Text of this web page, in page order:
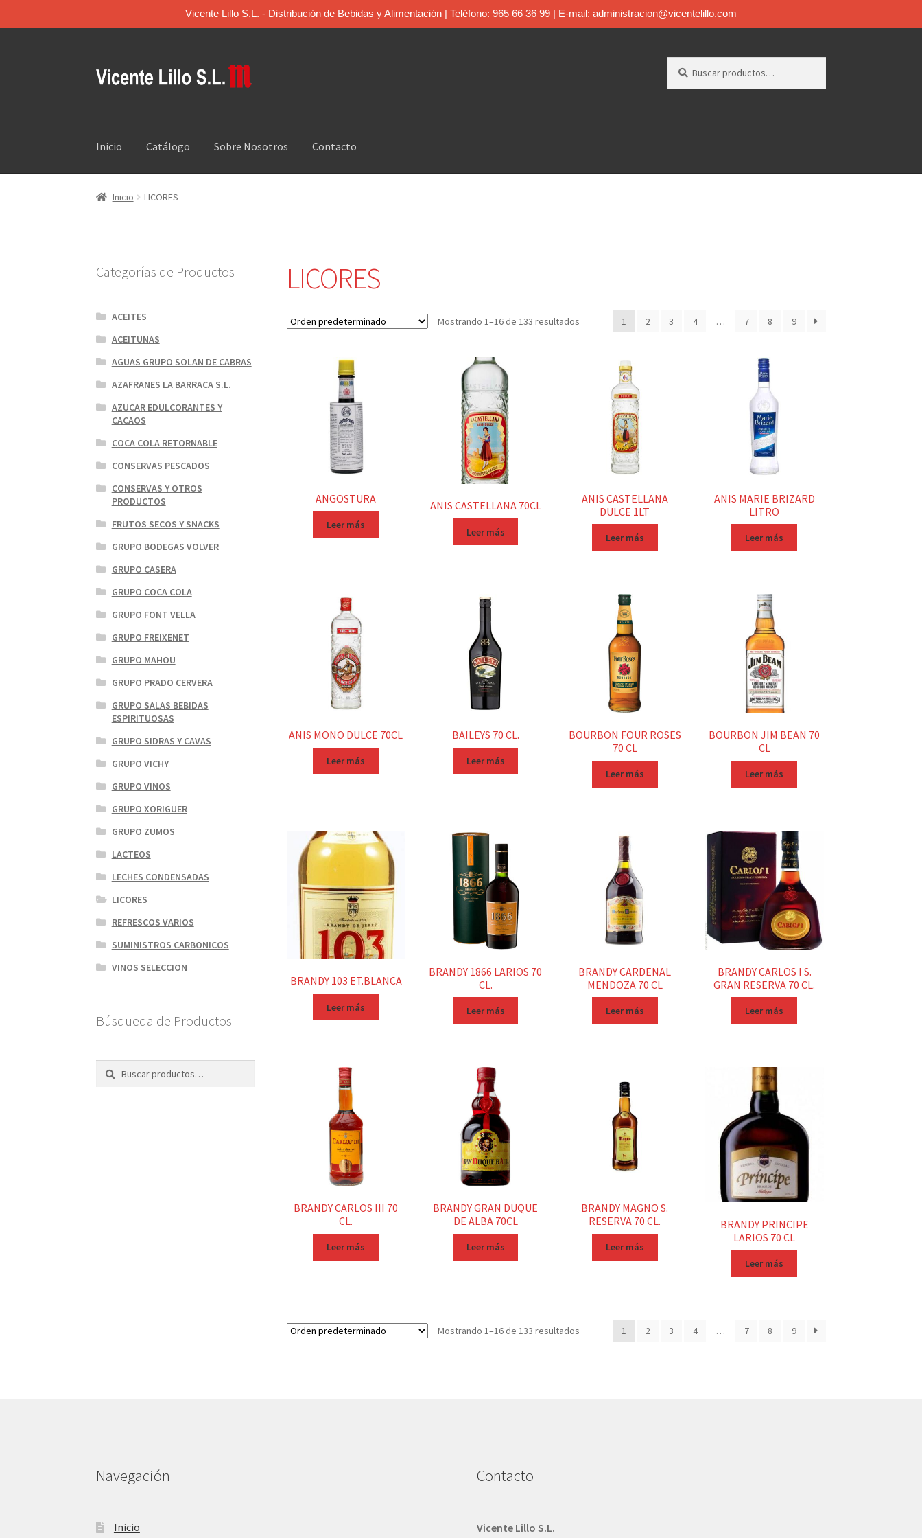
Vicente Lillo S.L. - Distribución de Bebidas y Alimentación | Teléfono: 965 66 36 99 | E-mail: administracion@vicentelillo.com
Inicio Catálogo Sobre Nosotros Contacto
Inicio LICORES
LICORES
Mostrando 1–16 de 133 resultados 1 2 3 4 … 7 8 9
ANGOSTURA
Leer más
ANIS CASTELLANA 70CL
Leer más
ANIS CASTELLANA
DULCE 1LT
Leer más
ANIS MARIE BRIZARD
LITRO
Leer más
ANIS MONO DULCE 70CL
Leer más
BAILEYS 70 CL.
Leer más
BOURBON FOUR ROSES
70 CL
Leer más
BOURBON JIM BEAN 70
CL
Leer más
BRANDY 103 ET.BLANCA
Leer más
BRANDY 1866 LARIOS 70
CL.
Leer más
BRANDY CARDENAL
MENDOZA 70 CL
Leer más
BRANDY CARLOS I S.
GRAN RESERVA 70 CL.
Leer más
BRANDY CARLOS III 70
CL.
Leer más
BRANDY GRAN DUQUE
DE ALBA 70CL
Leer más
BRANDY MAGNO S.
RESERVA 70 CL.
Leer más
BRANDY PRINCIPE
LARIOS 70 CL
Leer más
Mostrando 1–16 de 133 resultados 1 2 3 4 … 7 8 9
Categorías de Productos
ACEITES
ACEITUNAS
AGUAS GRUPO SOLAN DE CABRAS
AZAFRANES LA BARRACA S.L.
AZUCAR EDULCORANTES Y
CACAOS
COCA COLA RETORNABLE
CONSERVAS PESCADOS
CONSERVAS Y OTROS
PRODUCTOS
FRUTOS SECOS Y SNACKS
GRUPO BODEGAS VOLVER
GRUPO CASERA
GRUPO COCA COLA
GRUPO FONT VELLA
GRUPO FREIXENET
GRUPO MAHOU
GRUPO PRADO CERVERA
GRUPO SALAS BEBIDAS
ESPIRITUOSAS
GRUPO SIDRAS Y CAVAS
GRUPO VICHY
GRUPO VINOS
GRUPO XORIGUER
GRUPO ZUMOS
LACTEOS
LECHES CONDENSADAS
LICORES
REFRESCOS VARIOS
SUMINISTROS CARBONICOS
VINOS SELECCION
Búsqueda de Productos
Buscar
Navegación
Inicio
Contacto
Vicente Lillo S.L.